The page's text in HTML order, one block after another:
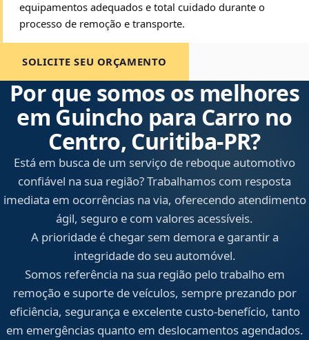
equipamentos adequados e total cuidado durante o
processo de remoção e transporte.
SOLICITE SEU ORÇAMENTO
Por que somos os melhores
em Guincho para Carro no
Centro, Curitiba‑PR?
Está em busca de um serviço de reboque automotivo
confiável na sua região? Trabalhamos com resposta
imediata em ocorrências na via, oferecendo atendimento
ágil, seguro e com valores acessíveis.
A prioridade é chegar sem demora e garantir a
integridade do seu automóvel.
Somos referência na sua região pelo trabalho em
remoção e suporte de veículos, sempre prezando por
eficiência, segurança e excelente custo-benefício, tanto
em emergências quanto em deslocamentos agendados.